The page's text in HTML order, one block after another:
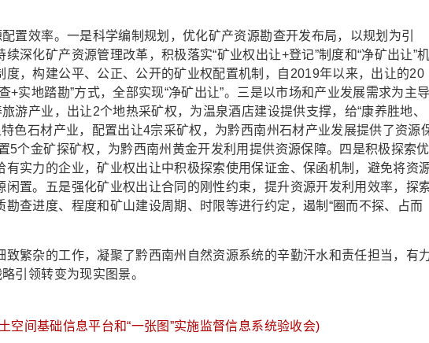
效率。一是科学编制规划，优化矿产资源勘查开发布局，以规划为引
深化矿产资源管理改革，积极落实“矿业权出让+登记”制度和“净矿出让”
度，构建公平、公正、公开的矿业权配置机制，自2019年以来，出让的20
+实地踏勘”方式，全部实现“净矿出让”。三是以市场和产业发展需求为主
游产业，出让2个地热采矿权，为温泉酒店建设提供支撑，给“康养胜地、
色石材产业，配置出让4宗采矿权，为黔西南州石材产业发展提供了资源
5个金矿探矿权，为黔西南州黄金开发利用提供资源保障。四是积极探索优
有实力的企业，矿业权出让中积极探索使用保证金、保函机制，避免将资
闲置。五是强化矿业权出让合同的刚性约束，提升资源开发利用效率，探
查进度、程度和矿山建设周期、时限等进行约定，遏制“圈而不探、占而
杂的工作，凝聚了黔西南州自然资源系统的辛勤汗水和责任担当，有
引领转变为现实图景。
空间基础信息平台和“一张图”实施监督信息系统验收会)